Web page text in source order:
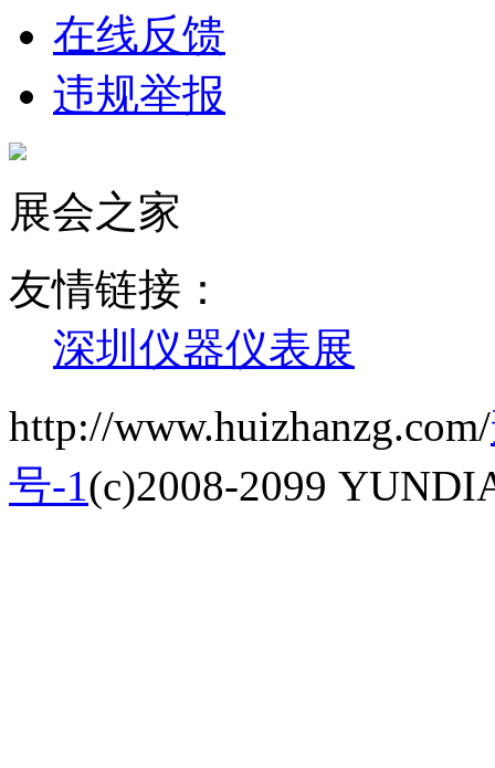
在线反馈
违规举报
展会之家
友情链接：
深圳仪器仪表展
http://www.huizhanzg.com/
号-1(c)2008-2099